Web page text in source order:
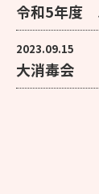
令和5年度
2023.09.15
大消毒会